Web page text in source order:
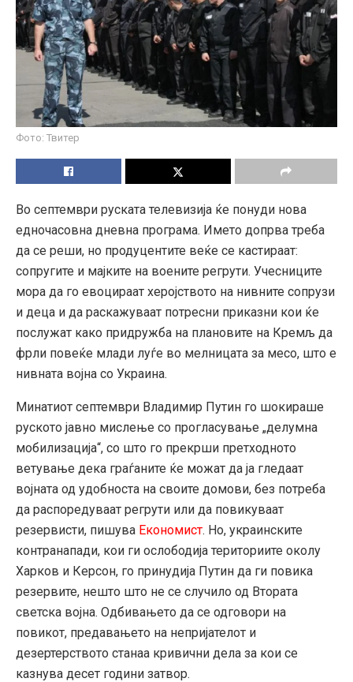
Фото: Твитер
Во септември руската телевизија ќе понуди нова
едночасовна дневна програма. Името допрва треба
да се реши, но продуцентите веќе се кастираат:
сопругите и мајките на воените регрути. Учесниците
мора да го евоцираат херојството на нивните сопрузи
и деца и да раскажуваат потресни приказни кои ќе
послужат како придружба на плановите на Кремљ да
фрли повеќе млади луѓе во мелницата за месо, што е
нивната војна со Украина.
Минатиот септември Владимир Путин го шокираше
руското јавно мислење со прогласување „делумна
мобилизација“, со што го прекрши претходното
ветување дека граѓаните ќе можат да ја гледаат
војната од удобноста на своите домови, без потреба
да распоредуваат регрути или да повикуваат
резервисти, пишува Економист. Но, украинските
контранапади, кои ги ослободија териториите околу
Харков и Керсон, го принудија Путин да ги повика
резервите, нешто што не се случило од Втората
светска војна. Одбивањето да се одговори на
повикот, предавањето на непријателот и
дезертерството станаа кривични дела за кои се
казнува десет години затвор.